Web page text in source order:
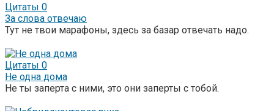
Цитаты 0
За слова отвечаю
Тут не твои марафоны, здесь за базар отвечать надо.
Цитаты 0
Не одна дома
Не ты заперта с ними, это они заперты с тобой.